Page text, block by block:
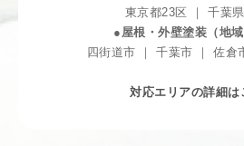
東京都23区 ｜ 千葉
●屋根・外壁塗装（地域
四街道市 ｜ 千葉市 ｜ 佐倉
対応エリアの詳細は